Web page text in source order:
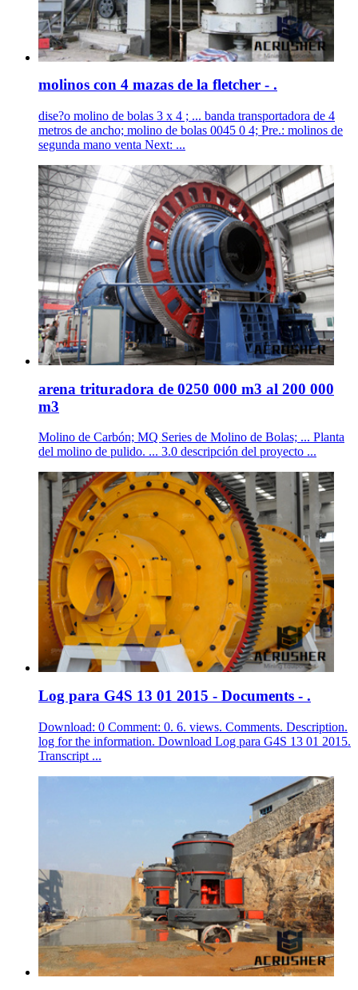
molinos con 4 mazas de la fletcher - .
dise?o molino de bolas 3 x 4 ; ... banda transportadora de 4
metros de ancho; molino de bolas 0045 0 4; Pre.: molinos de
segunda mano venta Next: ...
arena trituradora de 0250 000 m3 al 200 000
m3
Molino de Carbón; MQ Series de Molino de Bolas; ... Planta
del molino de pulido. ... 3.0 descripción del proyecto ...
Log para G4S 13 01 2015 - Documents - .
Download: 0 Comment: 0. 6. views. Comments. Description.
log for the information. Download Log para G4S 13 01 2015.
Transcript ...